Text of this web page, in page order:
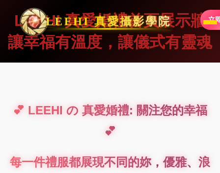
LEEHI 真愛攝影學院
LEEHI 真愛婚禮首頁展示牆
讓幸福有溫度，讓儀式有靈魂
💕 LEEHI の 真愛婚禮: 關注您的幸福
💕
每一件禮服都展現不同的妳，優雅、浪
立